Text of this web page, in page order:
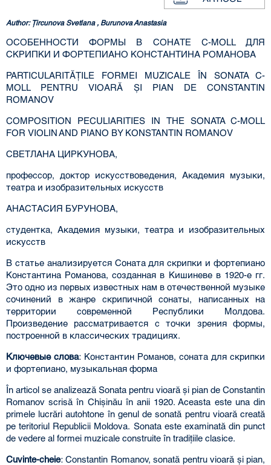
Author: Ţircunova Svetlana , Burunova Anastasia
ОСОБЕННОСТИ ФОРМЫ В СОНАТЕ C-MOLL ДЛЯ
СКРИПКИ И ФОРТЕПИАНО КОНСТАНТИНА РОМАНОВА
PARTICULARITĂŢILE FORMEI MUZICALE ÎN SONATA C-
MOLL PENTRU VIOARĂ ŞI PIAN DE CONSTANTIN
ROMANOV
COMPOSITION PECULIARITIES IN THE SONATA C-MOLL
FOR VIOLIN AND PIANO BY KONSTANTIN ROMANOV
СВЕТЛАНА ЦИРКУНОВА,
профессор, доктор искусствоведения, Академия музыки,
театра и изобразительных искусств
АНАСТАСИЯ БУРУНОВА,
студентка, Академия музыки, театра и изобразительных
искусств
В статье анализируется Соната для скрипки и фортепиано
Константина Романова, созданная в Кишиневе в 1920-е гг.
Это одно из первых известных нам в отечественной музыке
сочинений в жанре скрипичной сонаты, написанных на
территории современной Республики Молдова.
Произведение рассматривается с точки зрения формы,
построенной в классических традициях.
Ключевые слова: Константин Романов, соната для скрипки
и фортепиано, музыкальная форма
În articol se analizează Sonata pentru vioară şi pian de Constantin
Romanov scrisă în Chişinău în anii 1920. Aceasta este una din
primele lucrări autohtone în genul de sonată pentru vioară creată
pe teritoriul Republicii Moldova. Sonata este examinată din punct
de vedere al formei muzicale construite în tradiţiile clasice.
Cuvinte-cheie: Constantin Romanov, sonată pentru vioară şi pian,